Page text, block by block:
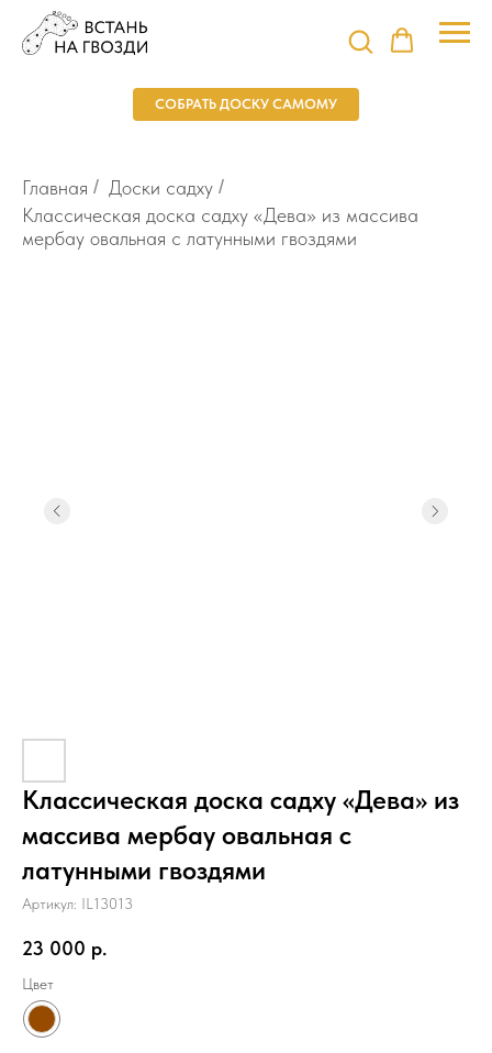
СОБРАТЬ ДОСКУ САМОМУ
Главная / Доски садху /
Классическая доска садху «Дева» из массива
мербау овальная с латунными гвоздями
Классическая доска садху «Дева» из
массива мербау овальная с
латунными гвоздями
Артикул: IL13013
23 000 р.
Цвет